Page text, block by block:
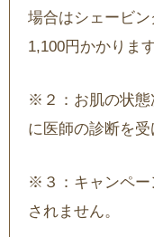
場合はシェービ
1,100円かかります
※２：お肌の状態
に医師の診断を受
※３：キャンペー
されません。